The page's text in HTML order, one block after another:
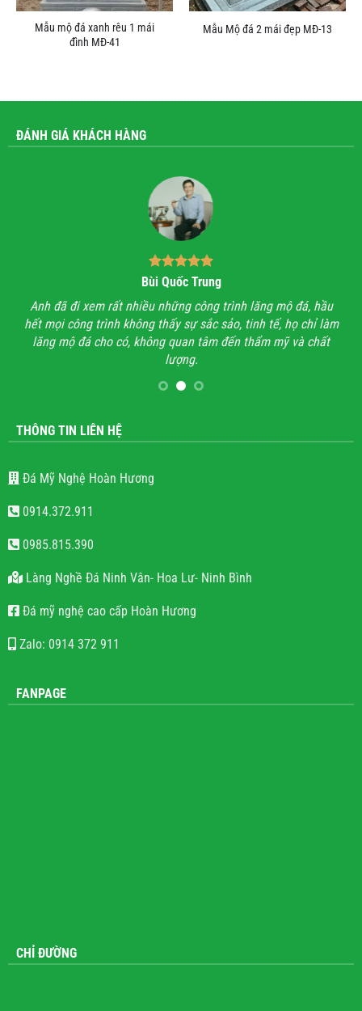
Mẫu mộ đá xanh rêu 1 mái
đình MĐ-41
Mẫu Mộ đá 2 mái đẹp MĐ-13
ĐÁNH GIÁ KHÁCH HÀNG
Bùi Quốc Trung
Anh đã đi xem rất nhiều những công trình lăng mộ đá, hầu
hết mọi công trình không thấy sự sắc sảo, tinh tế, họ chỉ làm
lăng mộ đá cho có, không quan tâm đến thẩm mỹ và chất
lượng.
THÔNG TIN LIÊN HỆ
Đá Mỹ Nghệ Hoàn Hương
0914.372.911
0985.815.390
Làng Nghề Đá Ninh Vân- Hoa Lư- Ninh Bình
Đá mỹ nghệ cao cấp Hoàn Hương
Zalo: 0914 372 911
FANPAGE
CHỈ ĐƯỜNG